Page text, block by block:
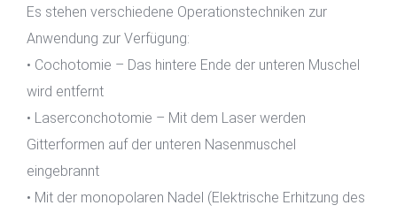
Es stehen verschiedene Operationstechniken zur
Anwendung zur Verfügung:
• Cochotomie – Das hintere Ende der unteren Muschel
wird entfernt
• Laserconchotomie – Mit dem Laser werden
Gitterformen auf der unteren Nasenmuschel
eingebrannt
• Mit der monopolaren Nadel (Elektrische Erhitzung des